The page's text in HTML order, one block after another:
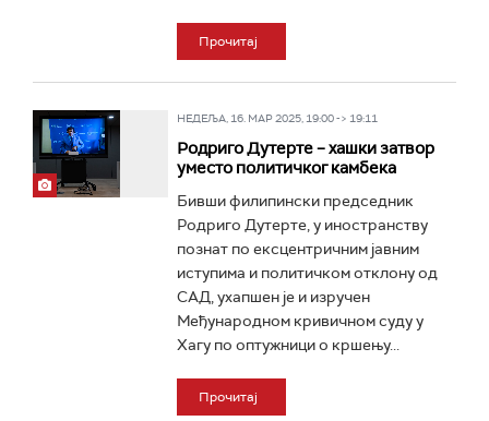
Прочитај
НЕДЕЉА, 16. МАР 2025, 19:00 -> 19:11
Родриго Дутерте – хашки затвор
уместо политичког камбека
Бивши филипински председник
Родриго Дутерте, у иностранству
познат по ексцентричним јавним
иступима и политичком отклону од
САД, ухапшен је и изручен
Међународном кривичном суду у
Хагу по оптужници о кршењу...
Прочитај